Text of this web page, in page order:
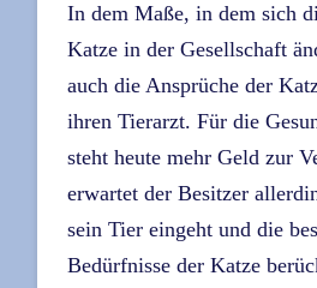
In dem Maße, in dem sich
Katze in der Gesellschaft
auch die Ansprüche der
ihren Tierarzt. Für die
steht heute mehr Geld zur
erwartet der Besitzer
sein Tier eingeht und die
Bedürfnisse der Katze